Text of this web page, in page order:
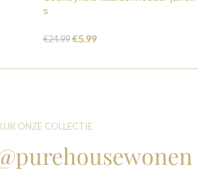
s
€24.99 €5.99
ONZE COLLECTIE